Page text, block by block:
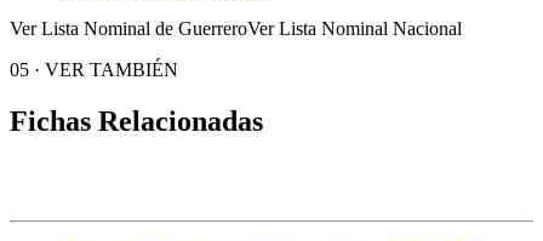
Ver Lista Nominal de GuerreroVer Lista Nominal Nacional
05 · VER TAMBIÉN
Fichas Relacionadas